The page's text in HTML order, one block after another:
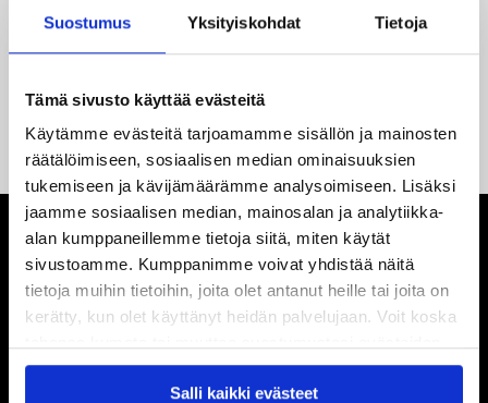
Suostumus Yksityiskohdat Tietoja
Tämä sivusto käyttää evästeitä
Käytämme evästeitä tarjoamamme sisällön ja mainosten
räätälöimiseen, sosiaalisen median ominaisuuksien
tukemiseen ja kävijämäärämme analysoimiseen. Lisäksi
jaamme sosiaalisen median, mainosalan ja analytiikka-
alan kumppaneillemme tietoja siitä, miten käytät
sivustoamme. Kumppanimme voivat yhdistää näitä
tietoja muihin tietoihin, joita olet antanut heille tai joita on
kerätty, kun olet käyttänyt heidän palvelujaan. Voit koska
käytöstäEvästeet-sivultamme.
Salli kaikki evästeet
yhteistyö jatkuu
Tuore Sveitsin mestari Juuso Arola JYP-puolustukseen
kahden vuoden sopimuksella